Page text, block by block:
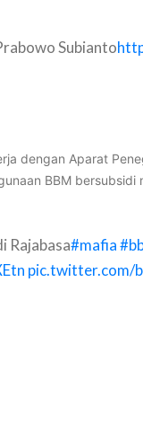
Subianto
dengan Aparat
BBM bersubsidi
Rajabasa#mafia
pic.twitter.com/